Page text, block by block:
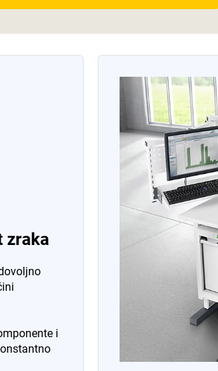
zraka
i